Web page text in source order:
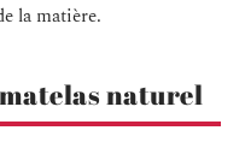
la matière.
naturel